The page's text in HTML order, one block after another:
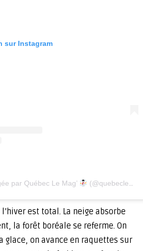
sur Instagram
par Québec Le Mag’ (@quebeclemag)
est total. La neige absorbe
la forêt boréale se referme. On
glace, on avance en raquettes sur